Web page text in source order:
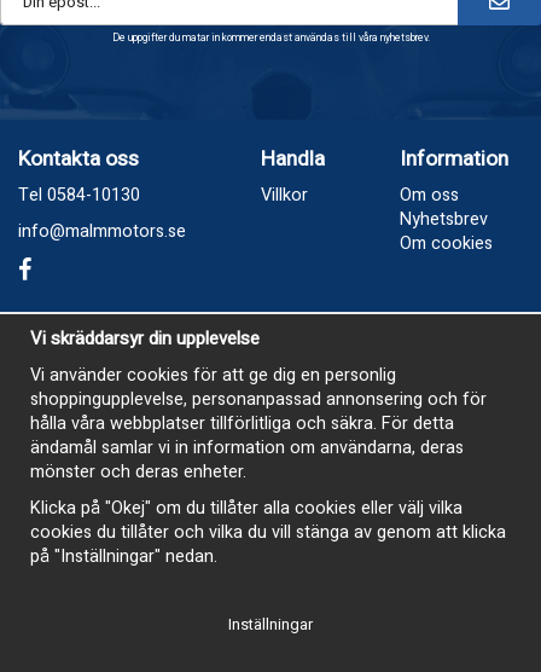
De uppgifter du matar in kommer endast användas till våra nyhetsbrev.
Kontakta oss
Tel 0584-10130
info@malmmotors.se
Handla
Villkor
Information
Om oss
Nyhetsbrev
Om cookies
Besök oss
Industrivägen 8, Laxå
Öppetider
Måndag - Tisdag 13-17
Onsdag Stängt
Torsdag 13-17
Fredag 13-16
Vi skräddarsyr din upplevelse
Vi använder cookies för att ge dig en personlig
shoppingupplevelse, personanpassad annonsering och för
hålla våra webbplatser tillförlitliga och säkra. För detta
ändamål samlar vi in information om användarna, deras
mönster och deras enheter.
Klicka på "Okej" om du tillåter alla cookies eller välj vilka
cookies du tillåter och vilka du vill stänga av genom att klicka
på "Inställningar" nedan.
Inställningar